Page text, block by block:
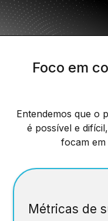
Foco em
Entendemos que o
é possível e
focam
Métricas de